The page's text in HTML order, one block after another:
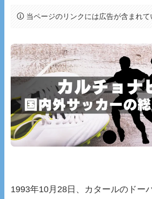
当ページのリンクには広告が含まれて
1993年10月28日、カタールのドー